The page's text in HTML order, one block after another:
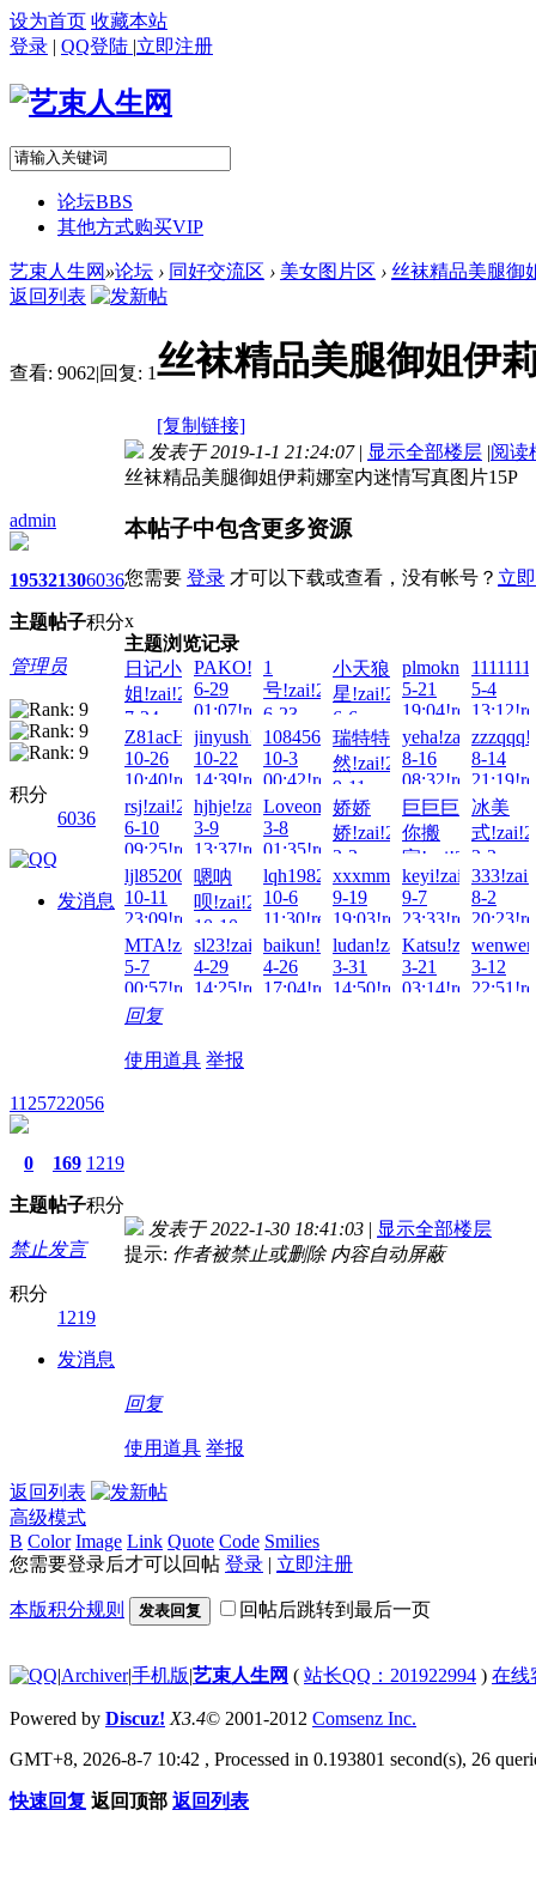
设为首页 收藏本站
登录 | QQ登陆 |立即注册
论坛BBS
其他方式购买VIP
艺束人生网 »论坛 › 同好交流区 › 美女图片区 › 丝袜精品美腿御
返回列表
查看: 9062|回复: 1丝袜精品美腿御姐伊
[复制链接]
admin
1953
主题
2130
帖子
6036
积分
管理员
积分
6036
发消息
发表于 2019-1-1 21:24:07 | 显示全部楼层 |阅读
丝袜精品美腿御姐伊莉娜室内迷情写真图片15P
本帖子中包含更多资源
您需要 登录 才可以下载或查看，没有帐号？ 立
x
主题浏览记录
日记小
姐!zai!2026-
7-24
22:04!read!
PAKO!zai!2026-
6-29
01:07!read!
1
号!zai!2026-
6-23
22:27!read!
小天狼
星!zai!2026-
6-6
14:27!read!
plmokn!zai!2026-
5-21
19:04!read!
5-4
Z81acH!zai!2025-
10-26
10:40!read!
jinyush!zai!2025-
10-22
14:39!read!
1084563973!zai!2025-
10-3
00:42!read!
瑞特特
然!zai!2025-
9-11
10:21!read!
yeha!zai!2025-
8-16
08:32!read!
8-14
rsj!zai!2025-
6-10
09:25!read!
hjhje!zai!2025-
3-9
13:37!read!
Loveone!zai!2025-
3-8
01:35!read!
娇娇
娇!zai!2025-
2-3
10:02!read!
巨巨巨
你搬
家!zai!2025-
2-2
16:46!read!
冰美
式
2-2
ljl852008!zai!2024-
10-11
23:09!read!
嗯呐
呗!zai!2024-
10-10
10:17!read!
lqh1982lL!zai!2024-
10-6
11:30!read!
xxxmmm!zai!2024-
9-19
19:03!read!
keyi!zai!2024-
9-7
23:33!read!
8-2
MTA!zai!2024-
5-7
00:57!read!
sl23!zai!2024-
4-29
14:25!read!
baikun!zai!2024-
4-26
17:04!read!
ludan!zai!2024-
3-31
14:50!read!
Katsu!zai!2024-
3-21
03:14!read!
3-12
回复
使用道具 举报
1125722056
0
主题
169
帖子
1219
积分
禁止发言
积分
1219
发消息
发表于 2022-1-30 18:41:03 | 显示全部楼层
提示: 作者被禁止或删除 内容自动屏蔽
回复
使用道具 举报
返回列表
高级模式
B Color Image Link Quote Code Smilies
您需要登录后才可以回帖 登录 | 立即注册
本版积分规则 发表回复 回帖后跳转到最后一页
|Archiver|手机版|艺束人生网 ( 站长QQ：201922994 ) 在线
Powered by Discuz! X3.4© 2001-2012 Comsenz Inc.
GMT+8, 2026-8-7 10:42 , Processed in 0.193801 second(s), 26
快速回复 返回顶部 返回列表